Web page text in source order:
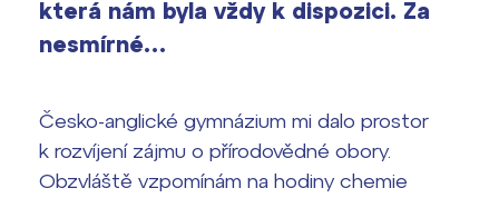
Výsledky 1. kola přijímacího řízení
Maturitní zkoušky
Europass
vyhledávání
Bakaláři
která nám byla vždy k dispozici. Za
nesmírné…
Česko-anglické gymnázium mi dalo prostor
k rozvíjení zájmu o přírodovědné obory.
Obzvláště vzpomínám na hodiny chemie